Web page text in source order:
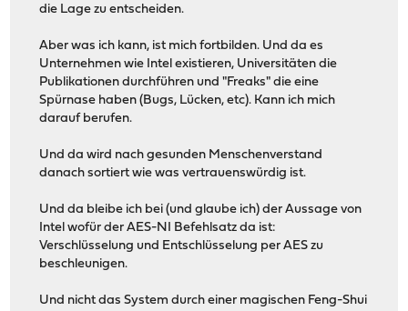
die Lage zu entscheiden.
Aber was ich kann, ist mich fortbilden. Und da es
Unternehmen wie Intel existieren, Universitäten die
Publikationen durchführen und "Freaks" die eine
Spürnase haben (Bugs, Lücken, etc). Kann ich mich
darauf berufen.
Und da wird nach gesunden Menschenverstand
danach sortiert wie was vertrauenswürdig ist.
Und da bleibe ich bei (und glaube ich) der Aussage von
Intel wofür der AES-NI Befehlsatz da ist:
Verschlüsselung und Entschlüsselung per AES zu
beschleunigen.
Und nicht das System durch einer magischen Feng-Shui